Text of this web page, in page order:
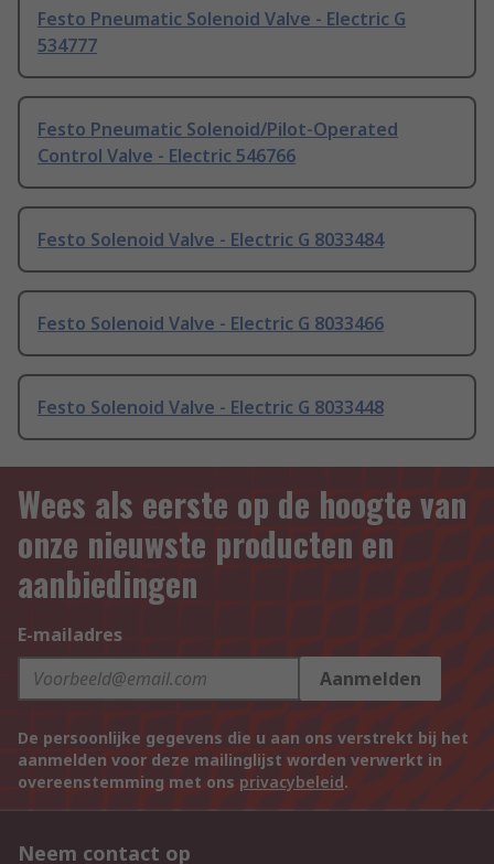
Festo Pneumatic Solenoid Valve - Electric G
534777
Festo Pneumatic Solenoid/Pilot-Operated
Control Valve - Electric 546766
Festo Solenoid Valve - Electric G 8033484
Festo Solenoid Valve - Electric G 8033466
Festo Solenoid Valve - Electric G 8033448
Wees als eerste op de hoogte van
onze nieuwste producten en
aanbiedingen
E-mailadres
Aanmelden
De persoonlijke gegevens die u aan ons verstrekt bij het
aanmelden voor deze mailinglijst worden verwerkt in
overeenstemming met ons privacybeleid.
Neem contact op